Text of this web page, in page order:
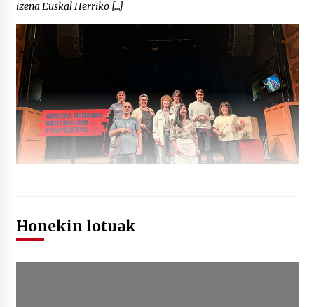
izena Euskal Herriko […]
Honekin lotuak